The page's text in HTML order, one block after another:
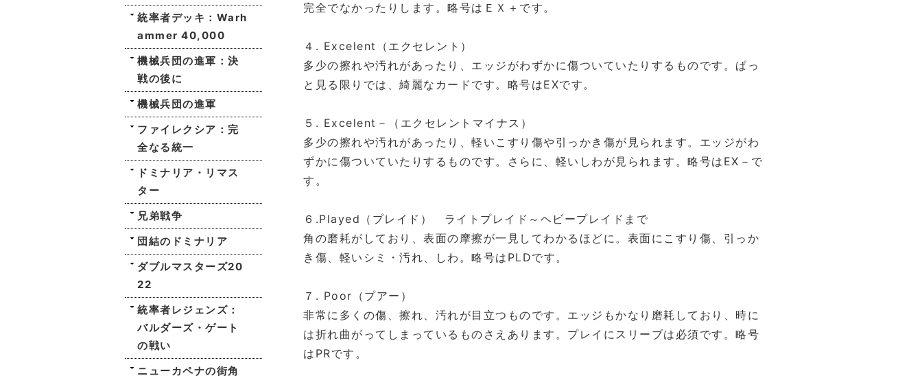
統率者デッキ：Warh
ammer 40,000
機械兵団の進軍：決
戦の後に
機械兵団の進軍
ファイレクシア：完
全なる統一
ドミナリア・リマス
ター
兄弟戦争
団結のドミナリア
ダブルマスターズ20
22
統率者レジェンズ：
バルダーズ・ゲート
の戦い
ニューカペナの街角
完全でなかったりします。略号はＥＸ＋です。
４. Excelent（エクセレント）
多少の擦れや汚れがあったり、エッジがわずかに傷ついていたりするものです。ぱっ
と見る限りでは、綺麗なカードです。略号はEXです。
５. Excelent－（エクセレントマイナス）
多少の擦れや汚れがあったり、軽いこすり傷や引っかき傷が見られます。エッジがわ
ずかに傷ついていたりするものです。さらに、軽いしわが見られます。略号はEX－で
す。
６.Played（プレイド） ライトプレイド～ヘビープレイドまで
角の磨耗がしており、表面の摩擦が一見してわかるほどに。表面にこすり傷、引っか
き傷、軽いシミ・汚れ、しわ。略号はPLDです。
７. Poor（プアー）
非常に多くの傷、擦れ、汚れが目立つものです。エッジもかなり磨耗しており、時に
は折れ曲がってしまっているものさえあります。プレイにスリーブは必須です。略号
はPRです。